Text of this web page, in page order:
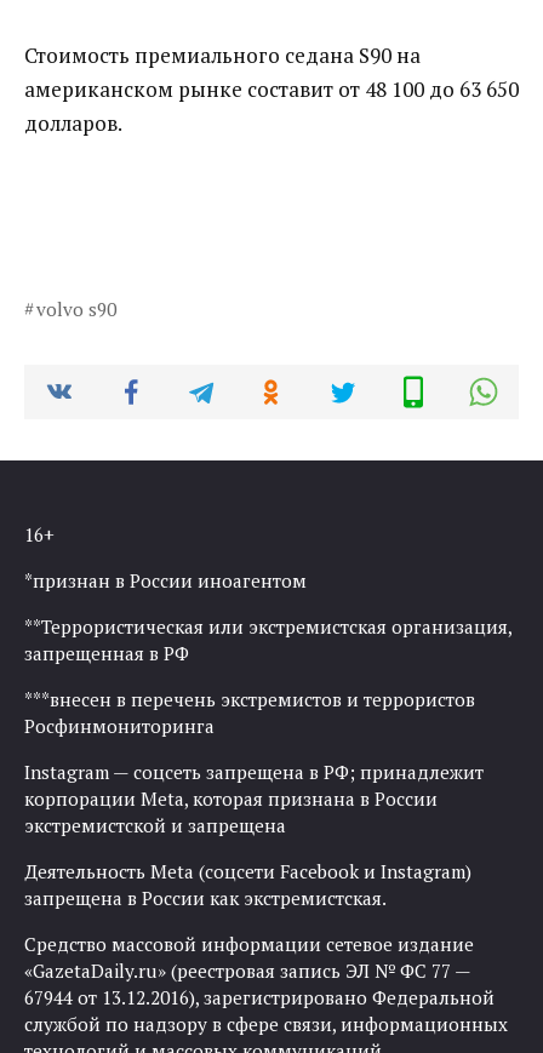
Стоимость премиального седана S90 на
американском рынке составит от 48 100 до 63 650
долларов.
volvo s90
16+
*признан в России иноагентом
**Террористическая или экстремистская организация,
запрещенная в РФ
***внесен в перечень экстремистов и террористов
Росфинмониторинга
Instagram — соцсеть запрещена в РФ; принадлежит
корпорации Meta, которая признана в России
экстремистской и запрещена
Деятельность Meta (соцсети Facebook и Instagram)
запрещена в России как экстремистская.
Средство массовой информации сетевое издание
«GazetaDaily.ru» (реестровая запись ЭЛ № ФС 77 —
67944 от 13.12.2016), зарегистрировано Федеральной
службой по надзору в сфере связи, информационных